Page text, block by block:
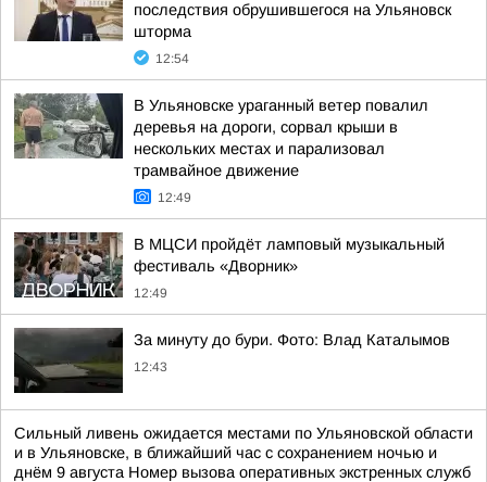
последствия обрушившегося на Ульяновск
шторма
12:54
В Ульяновске ураганный ветер повалил
деревья на дороги, сорвал крыши в
нескольких местах и парализовал
трамвайное движение
12:49
В МЦСИ пройдёт ламповый музыкальный
фестиваль «Дворник»
12:49
За минуту до бури. Фото: Влад Каталымов
12:43
Сильный ливень ожидается местами по Ульяновской области
и в Ульяновске, в ближайший час с сохранением ночью и
днём 9 августа Номер вызова оперативных экстренных служб